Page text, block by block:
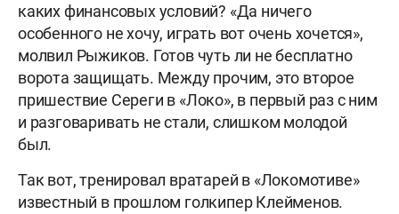
каких финансовых условий? «Да ничего
особенного не хочу, играть вот очень хочется»,
молвил Рыжиков. Готов чуть ли не бесплатно
ворота защищать. Между прочим, это второе
пришествие Сереги в «Локо», в первый раз с ним
и разговаривать не стали, слишком молодой
был.
Так вот, тренировал вратарей в «Локомотиве»
известный в прошлом голкипер Клейменов.